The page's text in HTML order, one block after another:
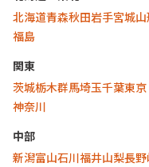
北海道青森秋田岩手宮城
福島
関東
茨城栃木群馬埼玉千葉東京
神奈川
中部
新潟富山石川福井山梨長野